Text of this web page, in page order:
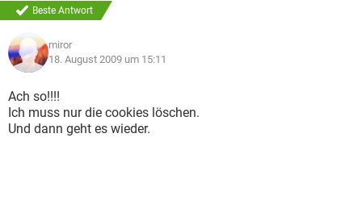
Beste Antwort
miror
18. August 2009 um 15:11
Ach so!!!!
Ich muss nur die cookies löschen.
Und dann geht es wieder.